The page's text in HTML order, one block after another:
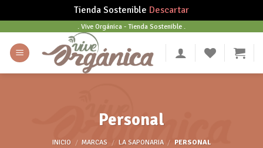
Tienda Sostenible Descartar
content
. Vive Orgánica - Tienda Sostenible .
Personal
INICIO / MARCAS / LA SAPONARIA / PERSONAL